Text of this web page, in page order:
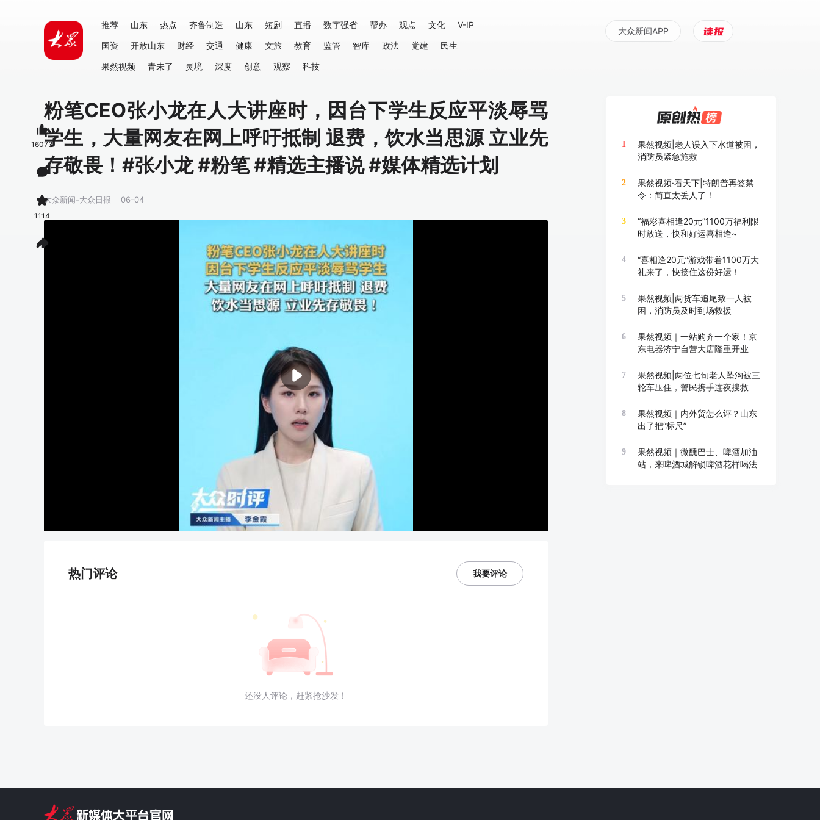
推荐 山东 热点 齐鲁制造 山东 短剧 直播 数字强省 帮办 观点 文化
V-IP
国资
开放山东 财经 交通 健康 文旅 教育 监管 智库 政法 党建
民生
果然视频
青未了 灵境 深度 创意 观察 科技
大众新闻APP
粉笔CEO张小龙在人大讲座时，因台下学生反应平淡辱骂
学生，大量网友在网上呼吁抵制 退费，饮水当思源 立业先
存敬畏！#张小龙 #粉笔 #精选主播说 #媒体精选计划
大众新闻-大众日报 06-04
热门评论 我要评论
还没人评论，赶紧抢沙发！
16073
1114
1
果然视频|老人误入下水道被困，
消防员紧急施救
2
果然视频·看天下|特朗普再签禁
令：简直太丢人了！
3
“福彩喜相逢20元”1100万福利限
时放送，快和好运喜相逢~
4
“喜相逢20元”游戏带着1100万大
礼来了，快接住这份好运！
5
果然视频|两货车追尾致一人被
困，消防员及时到场救援
6
果然视频｜一站购齐一个家！京
东电器济宁自营大店隆重开业
7
果然视频|两位七旬老人坠沟被三
轮车压住，警民携手连夜搜救
8
果然视频｜内外贸怎么评？山东
出了把“标尺”
9
果然视频｜微醺巴士、啤酒加油
站，来啤酒城解锁啤酒花样喝法